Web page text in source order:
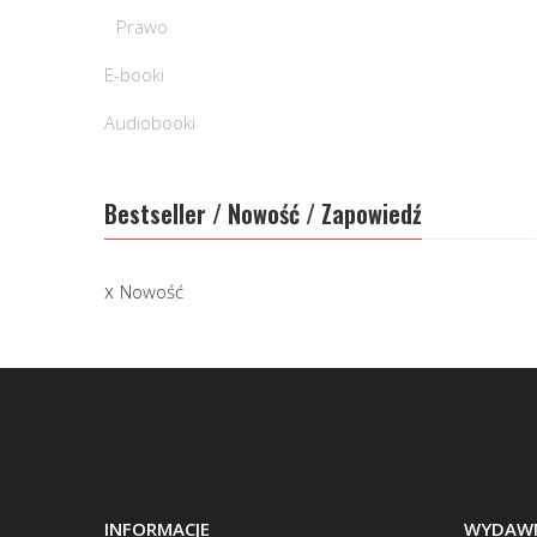
Prawo
E-booki
Audiobooki
Bestseller / Nowość / Zapowiedź
Nowość
INFORMACJE